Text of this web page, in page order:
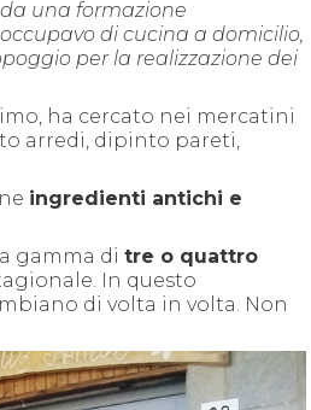
una formazione
di cucina a domicilio,
per la realizzazione dei
ha cercato nei mercatini
arredi, dipinto pareti,
ingredienti antichi e
gamma di tre o quattro
In questo
di volta in volta. Non